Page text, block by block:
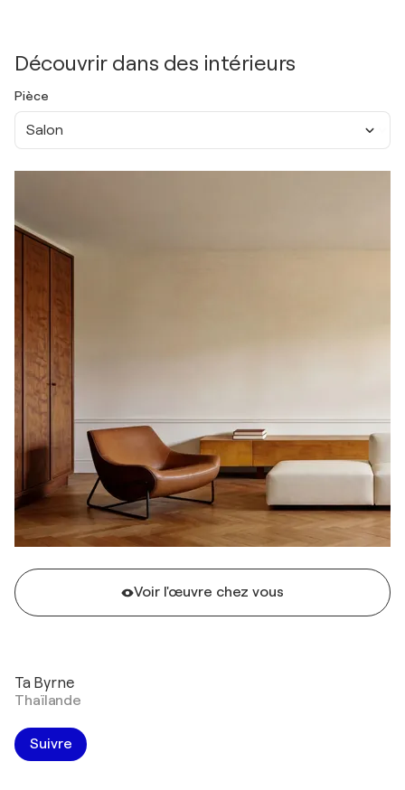
Découvrir dans des intérieurs
Pièce
Salon
Voir l'œuvre chez vous
Ta Byrne
Thaïlande
Suivre